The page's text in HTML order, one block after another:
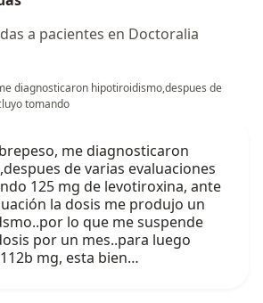
a pacientes en Doctoralia
diagnosticaron hipotiroidismo,despues de
tomando
me diagnosticaron
de varias evaluaciones
125 mg de levotiroxina, ante
la dosis me produjo un
lo que me suspende
por un mes..para luego
mg, esta bien…